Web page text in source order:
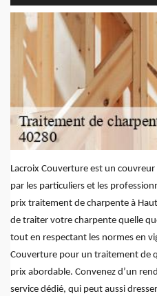
Lacroix Couverture est un
par les particuliers et les
prix traitement de charpente à
de traiter votre charpente quelle
tout en respectant les normes en
Couverture pour un traitement de
prix abordable. Convenez d’un
service dédié, qui peut aussi